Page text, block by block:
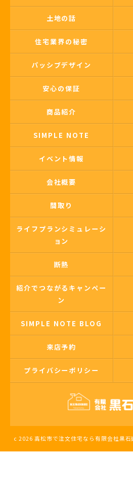
土地の話
住宅業界の秘密
パッシブデザイン
安心の保証
商品紹介
SIMPLE NOTE
イベント情報
会社概要
間取り
ライフプランシミュレーシ
ョン
断熱
紹介でつながるキャンペー
ン
SIMPLE NOTE BLOG
来店予約
プライバシーポリシー
c 2026 高松市で注文住宅なら有限会社黒石